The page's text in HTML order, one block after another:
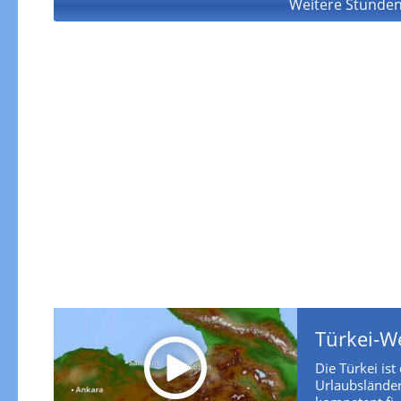
Weitere
Türkei-
Die Türkei ist